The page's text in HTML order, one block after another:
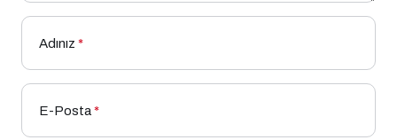
Adınız *
E-Posta*